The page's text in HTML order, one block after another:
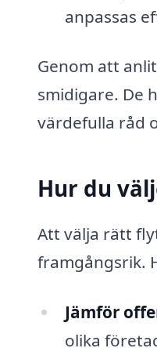
anpassas
Genom att
smidigare. De
värdefulla råd
Hur du
Att välja rätt
framgångsrik.
Jämför
olika